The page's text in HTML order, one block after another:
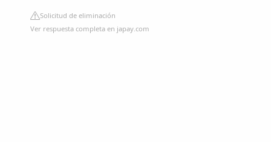
Solicitud de eliminación
Ver respuesta completa en japay.com